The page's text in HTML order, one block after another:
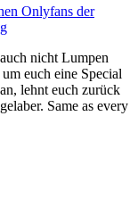
nicht Lumpen
euch eine Special
lehnt euch zurück
Same as every